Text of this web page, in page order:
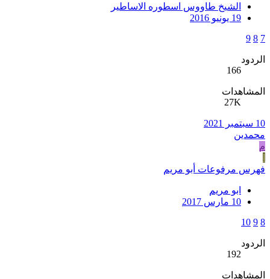
الشيخ طاووس اسطوره الاساطير
19 يونيو 2016
7
8
9
الردود
166
المشاهدات
27K
10 سبتمبر 2021
محمدين
م
فهرس مرفوعات أبو مريم
ابو مريم
10 مارس 2017
8
9
10
الردود
192
المشاهدات